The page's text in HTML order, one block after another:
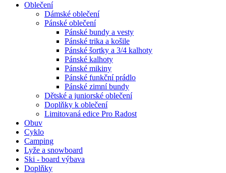
Oblečení
Dámské oblečení
Pánské oblečení
Pánské bundy a vesty
Pánské trika a košile
Pánské šortky a 3/4 kalhoty
Pánské kalhoty
Pánské mikiny
Pánské funkční prádlo
Pánské zimní bundy
Dětské a juniorské oblečení
Doplňky k oblečení
Limitovaná edice Pro Radost
Obuv
Cyklo
Camping
Lyže a snowboard
Ski - board výbava
Doplňky